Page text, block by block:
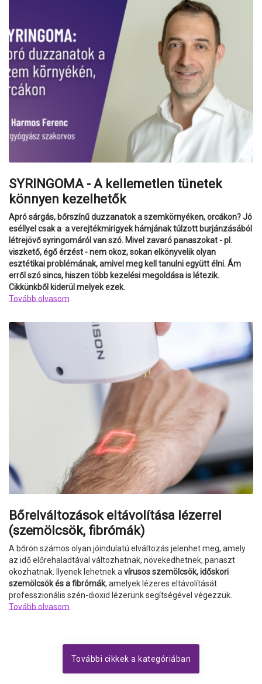
SYRINGOMA - A kellemetlen tünetek
könnyen kezelhetők
Apró sárgás, bőrszínű duzzanatok a szemkörnyéken, orcákon? Jó
eséllyel csak a a verejtékmirigyek hámjának túlzott burjánzásából
létrejövő syringomáról van szó. Mivel zavaró panaszokat - pl.
viszkető, égő érzést - nem okoz, sokan elkönyvelik olyan
esztétikai problémának, amivel meg kell tanulni együtt élni. Ám
erről szó sincs, hiszen több kezelési megoldása is létezik.
Cikkünkből kiderül melyek ezek.
Tovább olvasom
Bőrelváltozások eltávolítása lézerrel
(szemölcsök, fibrómák)
A bőrön számos olyan jóindulatú elváltozás jelenhet meg, amely
az idő előrehaladtával változhatnak, növekedhetnek, panaszt
okozhatnak. Ilyenek lehetnek a vírusosszemölcsök, időskori
szemölcsök és a fibrómák, amelyek lézeres eltávolítását
professzionális szén-dioxid lézerünk segítségével végezzük.
Tovább olvasom
További cikkek a kategóriában